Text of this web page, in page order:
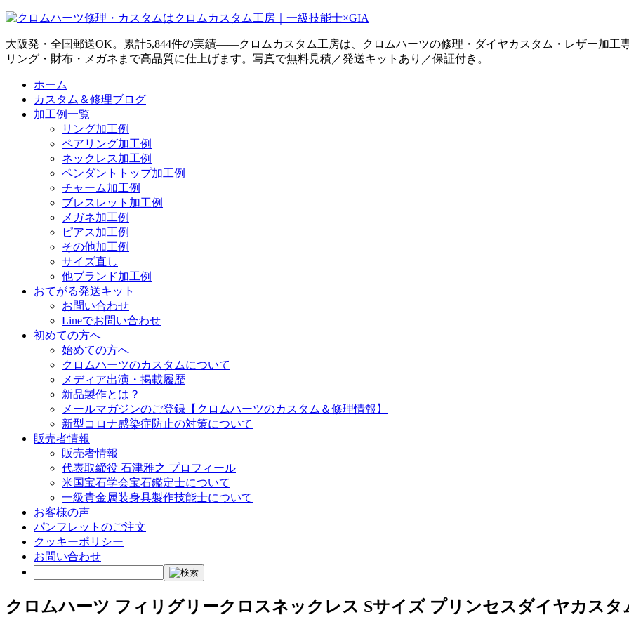
大阪発・全国郵送OK。累計5,844件の実績——クロムカスタム工房は、クロムハーツの修理・ダイヤカスタム・レザー加工
リング・財布・メガネまで高品質に仕上げます。写真で無料見積／発送キットあり／保証付き。
ホーム
カスタム＆修理ブログ
加工例一覧
リング加工例
ペアリング加工例
ネックレス加工例
ペンダントトップ加工例
チャーム加工例
ブレスレット加工例
メガネ加工例
ピアス加工例
その他加工例
サイズ直し
他ブランド加工例
おてがる発送キット
お問い合わせ
Lineでお問い合わせ
初めての方へ
始めての方へ
クロムハーツのカスタムについて
メディア出演・掲載履歴
新品製作とは？
メールマガジンのご登録【クロムハーツのカスタム＆修理情報】
新型コロナ感染症防止の対策について
販売者情報
販売者情報
代表取締役 石津雅之 プロフィール
米国宝石学会宝石鑑定士について
一級貴金属装身具製作技能士について
お客様の声
パンフレットのご注文
クッキーポリシー
お問い合わせ
クロムハーツ フィリグリークロスネックレス Sサイズ プリンセスダイヤカスタ